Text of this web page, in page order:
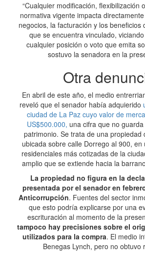
“Cualquier modificación, flexibilización
normativa vigente impacta
negocios, la facturación y los beneficios
que se encuentra vinculado,
cualquier posición o voto que emita
sostuvo la senadora en la
Otra
En abril de este año, el medio
reveló que el senador había adquierido
ciudad de La Paz cuyo valor de
US$500.000, una cifra que no
patrimonio. Se trata de una propiedad
ubicada sobre calle Dorrego al 900, en
residenciales más cotizadas de la
amplio que se extiende hacia la
La propiedad no figura en la
presentada por el senador en
Anticorrupción. Fuentes del sector
que esto podría explicarse por una
escrituración al momento de la
tampoco hay precisiones sobre el
utilizados para la compra. El medio
Benegas Lynch, pero no obtuvo